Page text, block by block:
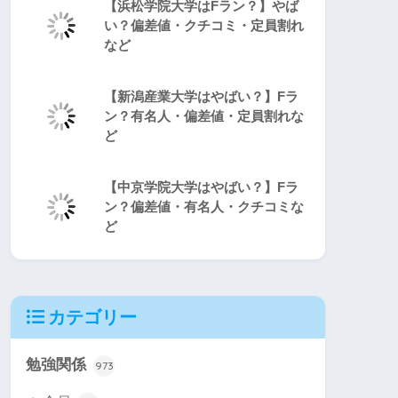
【浜松学院大学はFラン？】やば
い？偏差値・クチコミ・定員割れ
など
【新潟産業大学はやばい？】Fラ
ン？有名人・偏差値・定員割れな
ど
【中京学院大学はやばい？】Fラ
ン？偏差値・有名人・クチコミな
ど
カテゴリー
勉強関係 973